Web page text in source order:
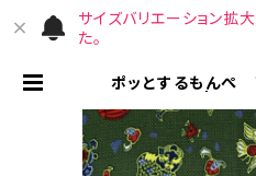
サイズバリエーション拡
た。
ポッとするもん